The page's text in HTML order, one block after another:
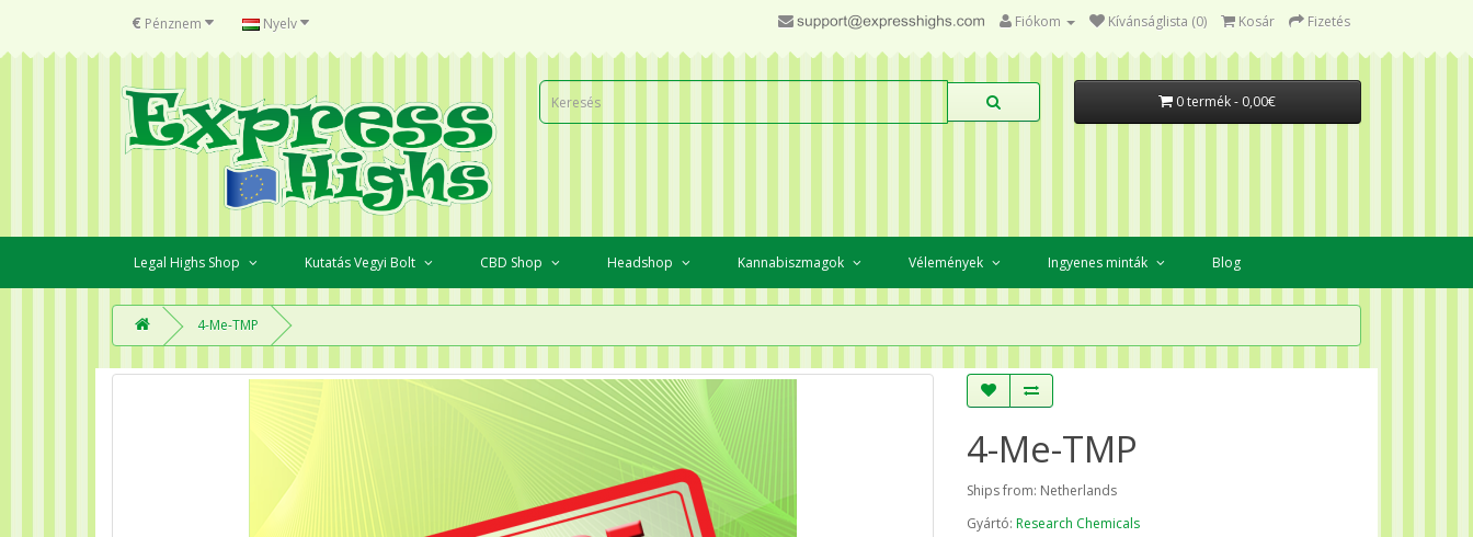
€ Pénznem Nyelv Fiókom Kívánságlista (0) Kosár Fizetés
0 termék - 0,00€
Legal Highs Shop Kutatás Vegyi Bolt CBD Shop Headshop Kannabiszmagok Vélemények Ingyenes minták Blog
4-Me-TMP
4-Me-TMP
Ships from: Netherlands
Gyártó: Research Chemicals